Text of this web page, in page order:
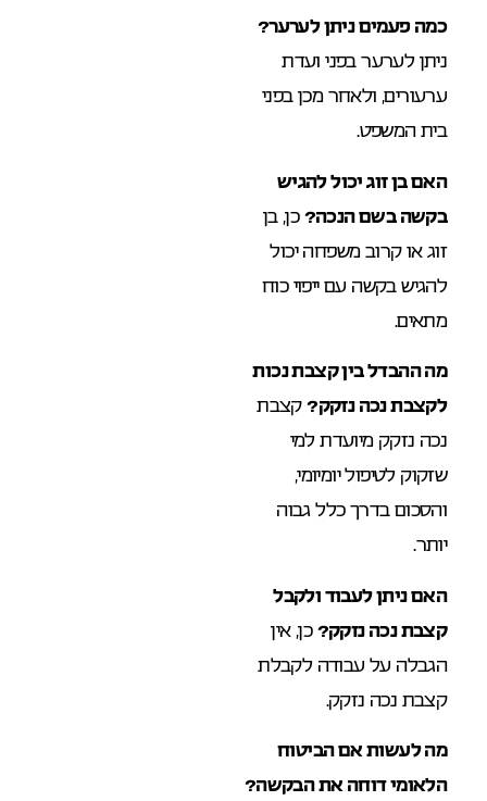
כמה פעמים ניתן לערער?
ניתן לערער בפני ועדת
ערעורים, ולאחר מכן בפני
בית המשפט.
האם בן זוג יכול להגיש
בקשה בשם הנכה?כן, בן
זוג או קרוב משפחה יכול
להגיש בקשה עם ייפוי כוח
מתאים.
מה ההבדל בין קצבת נכות
לקצבת נכה נזקק?קצבת
נכה נזקק מיועדת למי
שזקוק לטיפול יומיומי,
והסכום בדרך כלל גבוה
יותר.
האם ניתן לעבוד ולקבל
קצבת נכה נזקק?כן, אין
הגבלה על עבודה לקבלת
קצבת נכה נזקק.
מה לעשות אם הביטוח
הלאומי דוחה את הבקשה?